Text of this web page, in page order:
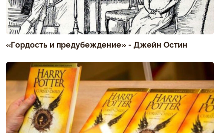
«Гордость и предубеждение» - Джейн Остин